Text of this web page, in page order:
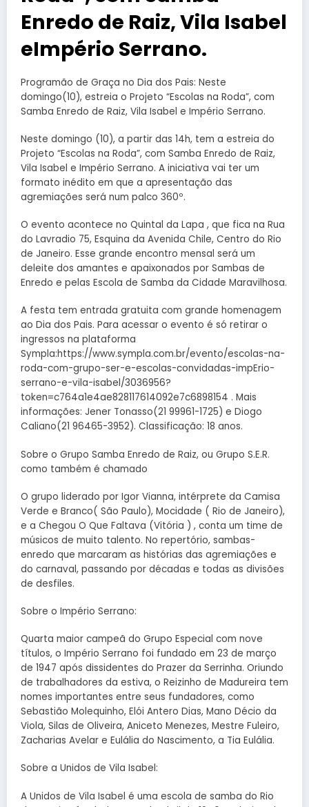
Enredo de Raiz, Vila Isabel
eImpério Serrano.
Programão de Graça no Dia dos Pais: Neste
domingo(10), estreia o Projeto “Escolas na Roda”, com
Samba Enredo de Raiz, Vila Isabel e Império Serrano.
Neste domingo (10), a partir das 14h, tem a estreia do
Projeto “Escolas na Roda”, com Samba Enredo de Raiz,
Vila Isabel e Império Serrano. A iniciativa vai ter um
formato inédito em que a apresentação das
agremiações será num palco 360º.
O evento acontece no Quintal da Lapa , que fica na Rua
do Lavradio 75, Esquina da Avenida Chile, Centro do Rio
de Janeiro. Esse grande encontro mensal será um
deleite dos amantes e apaixonados por Sambas de
Enredo e pelas Escola de Samba da Cidade Maravilhosa.
A festa tem entrada gratuita com grande homenagem
ao Dia dos Pais. Para acessar o evento é só retirar o
ingressos na plataforma
Sympla:https://www.sympla.com.br/evento/escolas-na-
roda-com-grupo-ser-e-escolas-convidadas-impErio-
serrano-e-vila-isabel/3036956?
token=c764a1e4ae828117614092e7c6898154 . Mais
informações: Jener Tonasso(21 99961-1725) e Diogo
Caliano(21 96465-3952). Classificação: 18 anos.
Sobre o Grupo Samba Enredo de Raiz, ou Grupo S.E.R.
como também é chamado
O grupo liderado por Igor Vianna, intérprete da Camisa
Verde e Branco( São Paulo), Mocidade ( Rio de Janeiro),
e a Chegou O Que Faltava (Vitória ) , conta um time de
músicos de muito talento. No repertório, sambas-
enredo que marcaram as histórias das agremiações e
do carnaval, passando por décadas e todas as divisões
de desfiles.
Sobre o Império Serrano:
Quarta maior campeã do Grupo Especial com nove
títulos, o Império Serrano foi fundado em 23 de março
de 1947 após dissidentes do Prazer da Serrinha. Oriundo
de trabalhadores da estiva, o Reizinho de Madureira tem
nomes importantes entre seus fundadores, como
Sebastião Molequinho, Elói Antero Dias, Mano Décio da
Viola, Silas de Oliveira, Aniceto Menezes, Mestre Fuleiro,
Zacharias Avelar e Eulália do Nascimento, a Tia Eulália.
Sobre a Unidos de Vila Isabel:
A Unidos de Vila Isabel é uma escola de samba do Rio